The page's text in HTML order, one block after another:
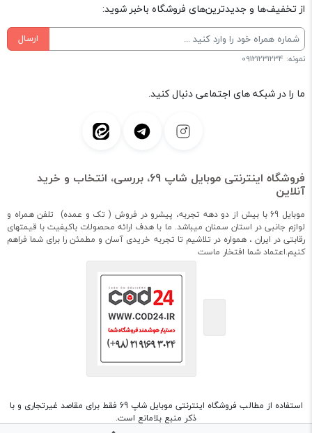
از تخفیف‌ها و جدیدترین‌های فروشگاه باخبر شوید:
ارسال
نمونه: 09121231234
ما را در شبکه های اجتماعی دنبال کنید.
فروشگاه اینترنتی موبایل شاپ 69، بررسی، انتخاب و خرید
آنلاین
موبایل 69 با بیش از دو دهه تجربه، پیشرو در فروش ( تک و عمده) تلفن همراه و
لوازم جانبی در استان سمنان میباشد. ما با هدف ارائه محصولات باکیفیت با قیمتهای
رقابتی در ایران ، همواره در تلاشیم تا تجربه خریدی آسان و مطمئن را برای شما فراهم
کنیم.اعتماد شما افتخار ماست
استفاده از مطالب فروشگاه اینترنتی موبایل شاپ 69 فقط برای مقاصد غیرتجاری و با
ذکر منبع بلامانع است.